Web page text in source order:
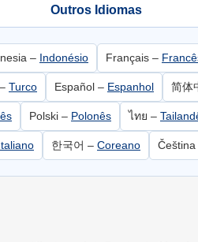
Outros Idiomas
– Indonésio Français –
Turco Español – Espanhol 简体
Polski – Polonês ไทย –
한국어 – Coreano Čeština